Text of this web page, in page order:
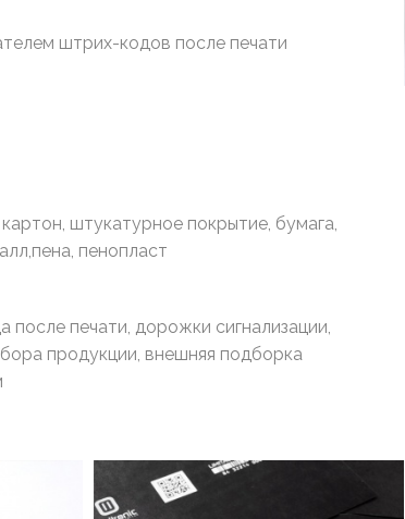
штрих-кодов после печати
штукатурное покрытие, бумага,
пенопласт
печати, дорожки сигнализации,
продукции, внешняя подборка